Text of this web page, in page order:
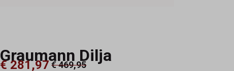
Graumann Dilja
€ 281,97€ 469,95